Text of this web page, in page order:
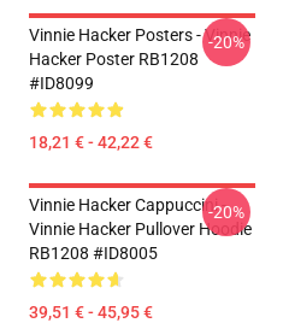
Vinnie Hacker Posters - Vinnie
Hacker Poster RB1208
#ID8099
18,21 € - 42,22 €
-20%
Vinnie Hacker Cappuccini -
Vinnie Hacker Pullover Hoodie
RB1208 #ID8005
39,51 € - 45,95 €
-20%